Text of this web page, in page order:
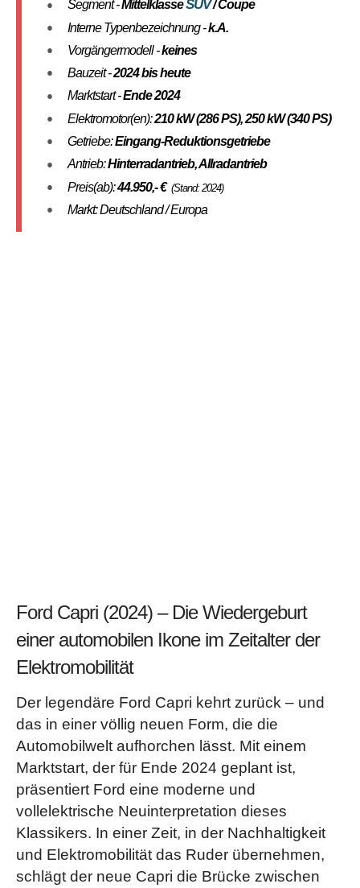
Segment -MittelklasseSUV/ Coupe
Interne Typenbezeichnung -k.A.
Vorgängermodell -keines
Bauzeit -2024bis heute
Marktstart -Ende 2024
Elektromotor(en):210 kW (286 PS), 250 kW (340 PS)
Getriebe:Eingang-Reduktionsgetriebe
Antrieb:Hinterradantrieb, Allradantrieb
Preis(ab):44.950,- € (Stand: 2024)
Markt: Deutschland / Europa
Ford Capri (2024) – Die Wiedergeburt
einer automobilen Ikone im Zeitalter der
Elektromobilität
Der legendäre Ford Capri kehrt zurück – und
das in einer völlig neuen Form, die die
Automobilwelt aufhorchen lässt. Mit einem
Marktstart, der für Ende 2024 geplant ist,
präsentiert Ford eine moderne und
vollelektrische Neuinterpretation dieses
Klassikers. In einer Zeit, in der Nachhaltigkeit
und Elektromobilität das Ruder übernehmen,
schlägt der neue Capri die Brücke zwischen